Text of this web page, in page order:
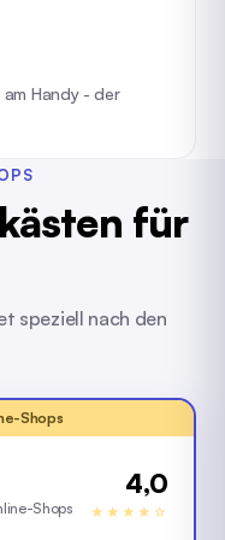
Handy - der
für
speziell nach den
Shops
Shops
4,0
★★★★☆